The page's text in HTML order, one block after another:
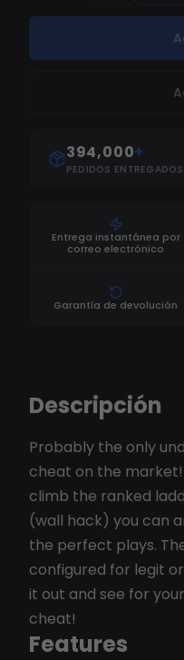
it out and see for
394,000+
PEDIDOS ENTREGADOS
Entrega instantánea por
correo electrónico
Garantía de devolución
Descripción
Probably the only
cheat on the
climb the ranked
(wall hack) you can
the perfect plays.
configured for legit
it out and see for
cheat!
Features